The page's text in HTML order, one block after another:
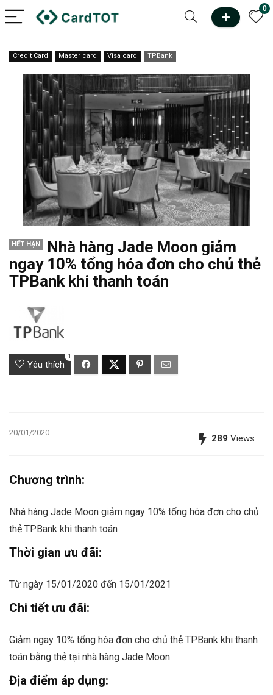
0
Credit Card Master card Visa card TPBank
HẾT HẠN
Nhà hàng Jade Moon giảm
ngay 10% tổng hóa đơn cho chủ thẻ
TPBank khi thanh toán
Yêu thích
1
20/01/2020
289 Views
Chương trình:
Nhà hàng Jade Moon giảm ngay 10% tổng hóa đơn cho chủ
thẻ TPBank khi thanh toán
Thời gian ưu đãi:
Từ ngày 15/01/2020 đến 15/01/2021
Chi tiết ưu đãi:
Giảm ngay 10% tổng hóa đơn cho chủ thẻ TPBank khi thanh
toán bằng thẻ tại nhà hàng Jade Moon
Địa điểm áp dụng: